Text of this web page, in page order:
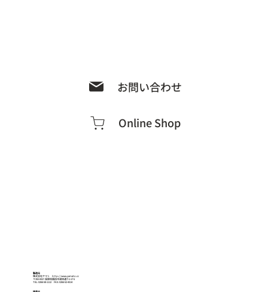
製造元
株式会社ヤマトhttp://www.yamato.cc
〒392-0027 長野県諏訪市湖岸通り1-17-5
TEL: 0266-58-1112 FAX: 0266-52-4314
販売元
お問い合わせ
Online Shop